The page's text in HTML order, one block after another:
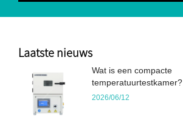
Laatste nieuws
Wat is een compacte
temperatuurtestkamer?
2026/06/12